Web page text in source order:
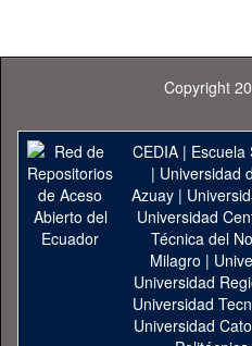
Copyright
CEDIA| Escuela
| Universidad
Azuay|
Universidad
Técnica del
Milagro |
Universidad
Universidad
Universidad